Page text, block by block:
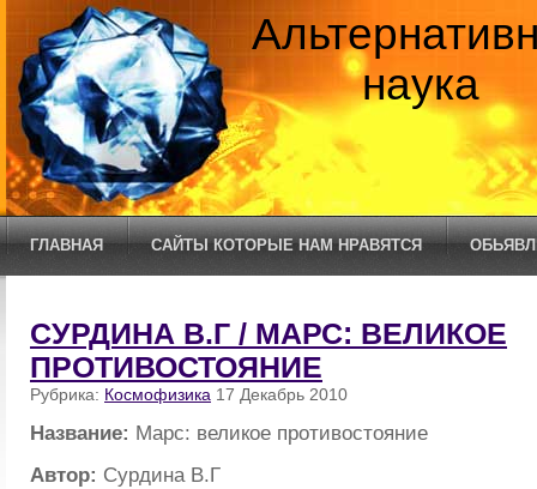
наука
ГЛАВНАЯ САЙТЫ КОТОРЫЕ НАМ НРАВЯТСЯ
СУРДИНА В.Г / МАРС: ВЕЛИКОЕ
ПРОТИВОСТОЯНИЕ
Рубрика: Космофизика 17 Декабрь 2010
Название: Марс: великое противостояние
Автор: Сурдина В.Г